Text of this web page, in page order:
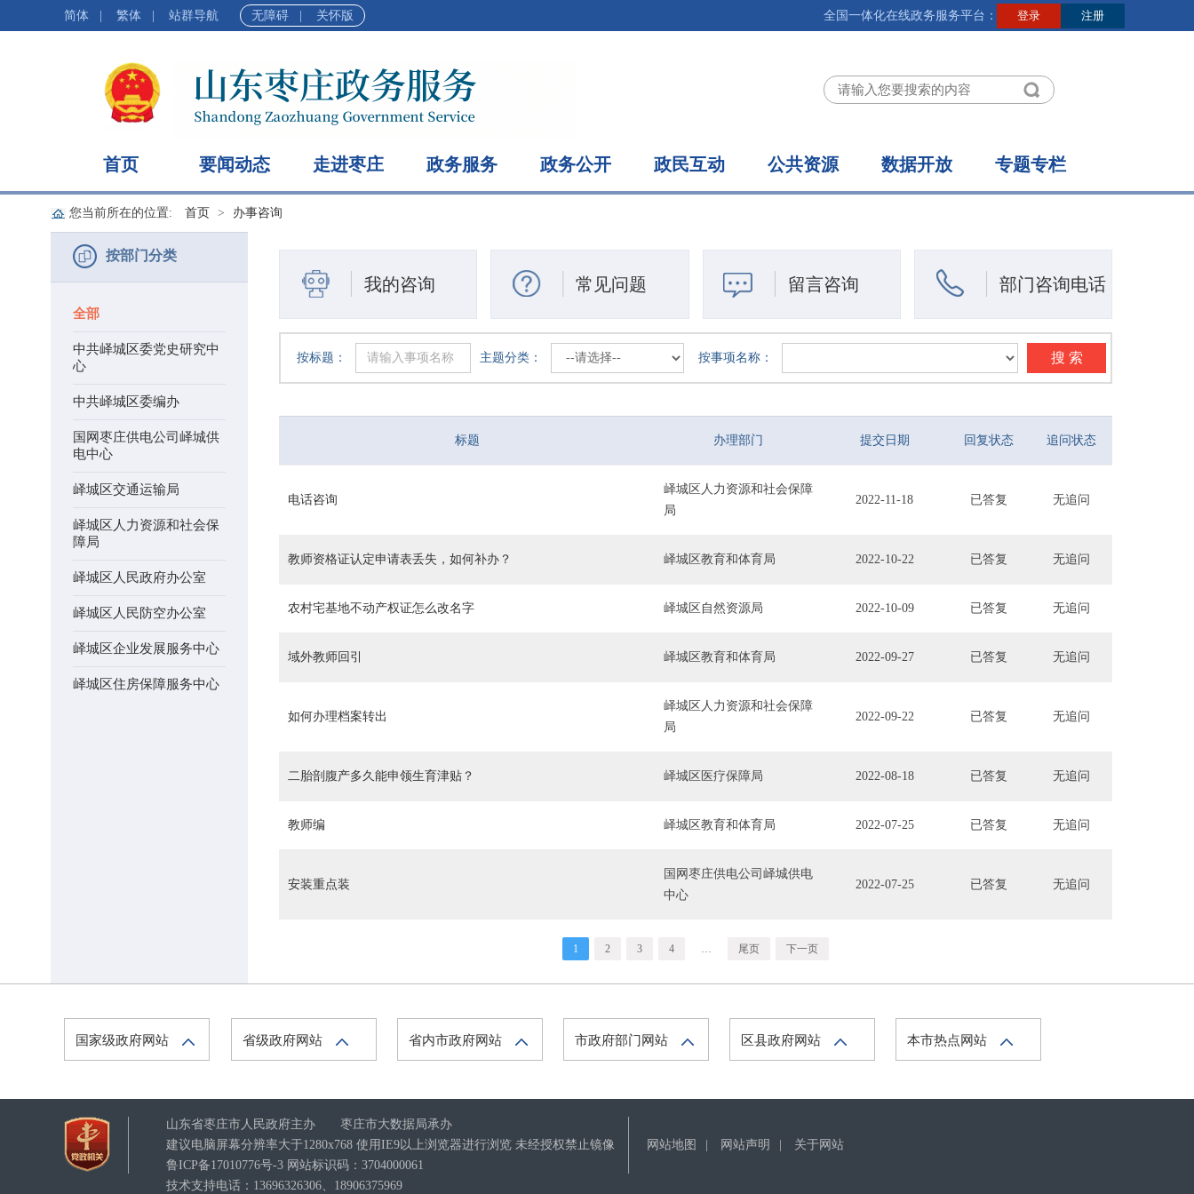
简体 繁体 站群导航 无障碍 关怀版 全国一体化在线政务服务平台：
首页 要闻动态 走进枣庄 政务服务 政务公开 政民互动 公共资源 数据开放 专题专栏
您当前所在的位置: 首页 办事咨询
按部门分类
全部
中共峄城区委党史研究中
心
中共峄城区委编办
国网枣庄供电公司峄城供
电中心
峄城区交通运输局
峄城区人力资源和社会保
障局
峄城区人民政府办公室
峄城区人民防空办公室
峄城区企业发展服务中心
峄城区住房保障服务中心
中心
峄城区医疗保障局
峄城区司法局
峄城区商务和投资促进局
我的咨询 常见问题 留言咨询 部门咨询电话
按标题： 主题分类： 按事项名称： 搜 索
标题 办理部门 提交日期 回复状态 追问状态
电话咨询
峄城区人力资源和社会保障
局
2022-11-18 已答复 无追问
教师资格证认定申请表丢失，如何补办？ 峄城区教育和体育局 2022-10-22 已答复 无追问
农村宅基地不动产权证怎么改名字 峄城区自然资源局 2022-10-09 已答复 无追问
域外教师回引 峄城区教育和体育局 2022-09-27 已答复 无追问
如何办理档案转出
峄城区人力资源和社会保障
局
2022-09-22 已答复 无追问
二胎剖腹产多久能申领生育津贴？ 峄城区医疗保障局 2022-08-18 已答复 无追问
教师编 峄城区教育和体育局 2022-07-25 已答复 无追问
安装重点装
国网枣庄供电公司峄城供电
中心
2022-07-25 已答复 无追问
1 2 3 4 … 尾页 下一页
国家级政府网站 省级政府网站 省内市政府网站 市政府部门网站 区县政府网站 本市热点网站
山东省枣庄市人民政府主办 枣庄市大数据局承办
建议电脑屏幕分辨率大于1280x768 使用IE9以上浏览器进行浏览 未经授权禁止镜像
鲁ICP备17010776号-3 网站标识码：3704000061
技术支持电话：13696326306、18906375969
网站地图 网站声明 关于网站